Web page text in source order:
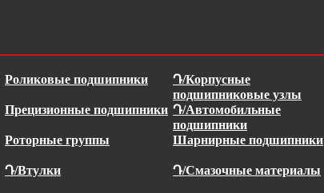
Роликовые подшипники
Դ/Корпусные
подшипниковые узлы
Прецизионные подшипники Դ/Автомобильные
подшипники
Роторные группы Шарнирные подшипники
Դ/Втулки
Դ/Смазочные материалы